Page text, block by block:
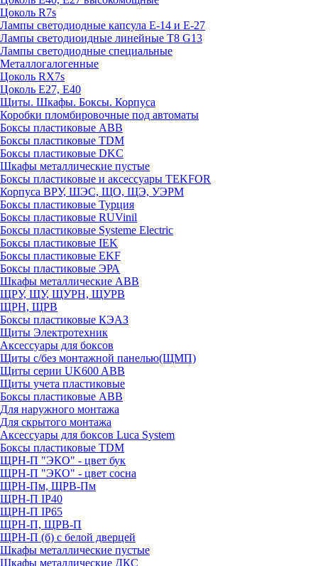
Цоколь R7s
Лампы светодиодные капсула Е-14 и Е-27
Лампы светодиоидные линейные T8 G13
Лампы светодиодные специальные
Металлогалогенные
Цоколь RX7s
Цоколь Е27, E40
Щиты. Шкафы. Боксы. Корпуса
Коробки пломбировочные под автоматы
Боксы пластиковые ABB
Боксы пластиковые TDM
Боксы пластиковые DKC
Шкафы металлические пустые
Боксы пластиковые и аксессуары TEKFOR
Корпуса ВРУ, ШЭС, ЩО, ЩЭ, УЭРМ
Боксы пластиковые Турция
Боксы пластиковые RUVinil
Боксы пластиковые Systeme Electric
Боксы пластиковые IEK
Боксы пластиковые EKF
Боксы пластиковые ЭРА
Шкафы металлические ABB
ЩРУ, ЩУ, ЩУРН, ЩУРВ
ЩРН, ЩРВ
Боксы пластиковые КЭАЗ
Щиты Электротехник
Аксессуары для боксов
Щиты с/без монтажной панелью(ЩМП)
Щиты серии UK600 ABB
Щиты учета пластиковые
Боксы пластиковые ABB
Для наружного монтажа
Для скрытого монтажа
Аксессуары для боксов Luca System
Боксы пластиковые TDM
ЩРН-П "ЭКО" - цвет бук
ЩРН-П "ЭКО" - цвет сосна
ЩРН-Пм, ЩРВ-Пм
ЩРН-П IP40
ЩРН-П IP65
ЩРН-П, ЩРВ-П
ЩРН-П (б) с белой дверцей
Шкафы металлические пустые
Шкафы металлические ДКС